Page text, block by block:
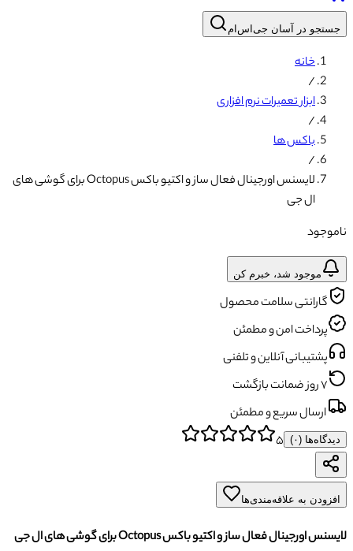
جستجو در آسان جی‌اس‌ام
خانه
/
ابزار تعمیرات نرم افزاری
/
باکس ها
/
لایسنس اورجینال فعال ساز و اکتیو باکس Octopus برای گوشی های
ال جی
ناموجود
موجود شد، خبرم کن
گارانتی سلامت محصول
پرداخت امن و مطمئن
پشتیبانی آنلاین و تلفنی
۷ روز ضمانت بازگشت
ارسال سریع و مطمئن
دیدگاه‌ها (۰) ۵
افزودن به علاقه‌مندی‌ها
لایسنس اورجینال فعال ساز و اکتیو باکس Octopus برای گوشی های ال جی